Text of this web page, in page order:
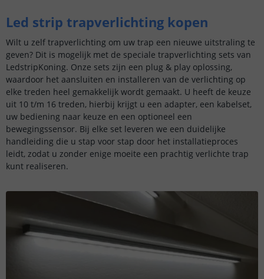
Led strip trapverlichting kopen
Wilt u zelf trapverlichting om uw trap een nieuwe uitstraling te
geven? Dit is mogelijk met de speciale trapverlichting sets van
LedstripKoning. Onze sets zijn een plug & play oplossing,
waardoor het aansluiten en installeren van de verlichting op
elke treden heel gemakkelijk wordt gemaakt. U heeft de keuze
uit 10 t/m 16 treden, hierbij krijgt u een adapter, een kabelset,
uw bediening naar keuze en een optioneel een
bewegingssensor. Bij elke set leveren we een duidelijke
handleiding die u stap voor stap door het installatieproces
leidt, zodat u zonder enige moeite een prachtig verlichte trap
kunt realiseren.